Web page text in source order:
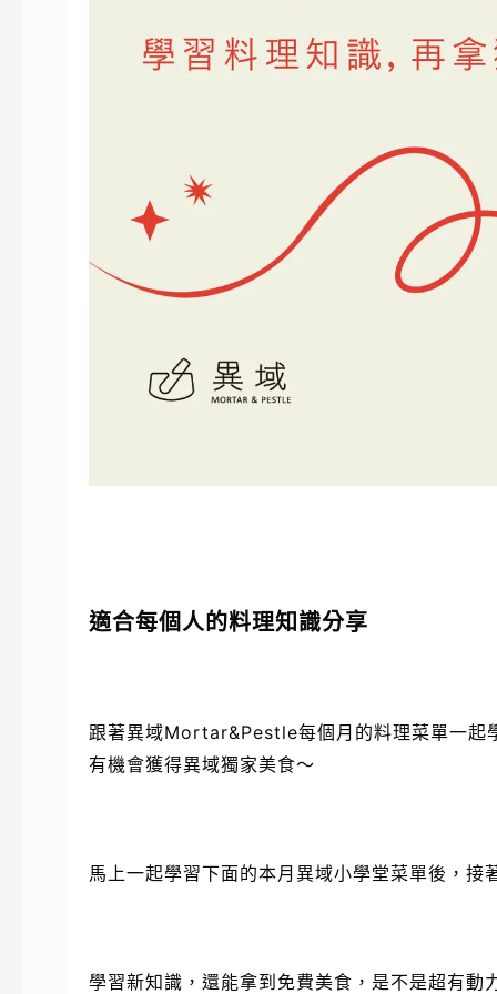
適合每個人的料理知識分享
跟著異域Mortar&Pestle每個月的料理菜單一起
有機會獲得異域獨家美食～
馬上一起學習下面的本月異域小學堂菜單後，
學習新知識，還能拿到免費美食，是不是超有動